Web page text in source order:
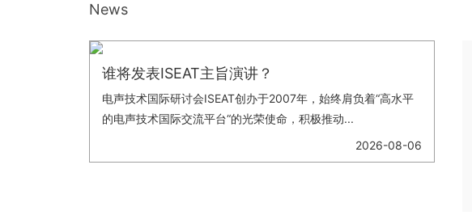
News
谁将发表ISEAT主旨演讲？
电声技术国际研讨会ISEAT创办于2007年，始终肩负着“高水平
的电声技术国际交流平台“的光荣使命，积极推动...
2026-08-06